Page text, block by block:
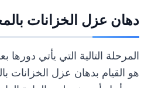
دهان عزل الخزانات
المرحلة التالية التي يأتي دورها
هو القيام بدهان عزل الخزانات